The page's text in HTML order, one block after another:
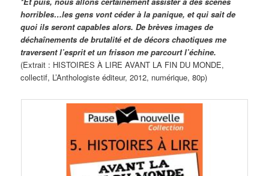
horribles…les gens vont céder à la panique, et qui sait de
quoi ils seront capables alors. De brèves images de
déchaînements de brutalité et de décors chaotiques me
traversent l’esprit et un frisson me parcourt l’échine.
(Extrait : HISTOIRES À LIRE AVANT LA FIN DU MONDE,
collectif, L’Anthologiste éditeur, 2012, numérique, 80p)